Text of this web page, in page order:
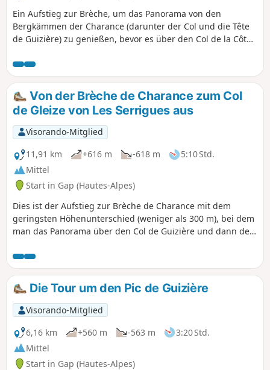
Ein Aufstieg zur Brèche, um das Panorama von den
Bergkämmen der Charance (darunter der Col und die Tête
de Guizière) zu genießen, bevor es über den Col de la Côte
durch den Wald, die Bergkämme und der Abstieg sind
jedoch stärker der Sonne ausgesetzt.
Von der Brèche de Charance zum Col
de Gleize von Les Serrigues aus
Visorando-Mitglied
11,91 km
+616 m -618 m
5:10 Std.
Mittel
Start in Gap (Hautes-Alpes)
Dies ist der Aufstieg zur Brèche de Charance mit dem
geringsten Höhenunterschied (weniger als 300 m), bei dem
man das Panorama über den Col de Guizière und dann den
den Wald wandert. Ideale Route für die Sommerzeit.
Die Tour um den Pic de Guizière
Visorando-Mitglied
6,16 km
+560 m -563 m
3:20 Std.
Mittel
Start in Gap (Hautes-Alpes)